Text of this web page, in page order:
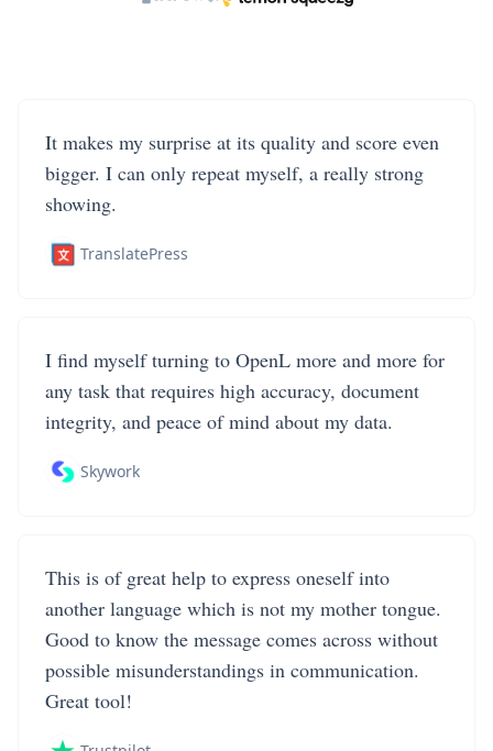
It makes my surprise at its quality and score even
bigger. I can only repeat myself, a really strong
showing.
TranslatePress
I find myself turning to OpenL more and more for
any task that requires high accuracy, document
integrity, and peace of mind about my data.
Skywork
This is of great help to express oneself into
another language which is not my mother tongue.
Good to know the message comes across without
possible misunderstandings in communication.
Great tool!